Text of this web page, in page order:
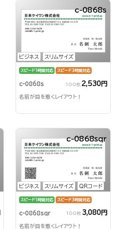
ビジネス スリムサイズ
c-0868s
スピード1時間対応 スピード3時間対応
c-0868s 100枚 2,530円
名前が目を惹くレイアウト！
ビジネス スリムサイズ QRコード
c-0868sqr
スピード1時間対応 スピード3時間対応
c-0868sqr 100枚 3,080円
名前が目を惹くレイアウト！